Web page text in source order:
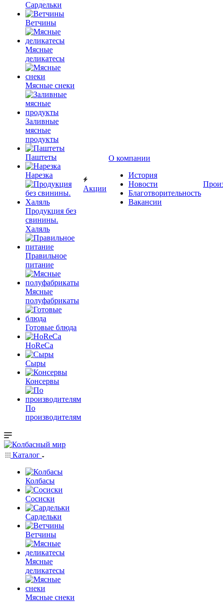
Сардельки
Ветчины
Мясные
деликатесы
Мясные снеки
Заливные
мясные
продукты
Паштеты
Нарезка
Продукция без
свинины.
Халяль
Правильное
питание
Мясные
полуфабрикаты
Готовые блюда
HoReCa
Сыры
Консервы
По
производителям
Акции
О компании
История
Новости
Благотворительность
Вакансии
Каталог
Колбасы
Сосиски
Сардельки
Ветчины
Мясные
деликатесы
Мясные снеки